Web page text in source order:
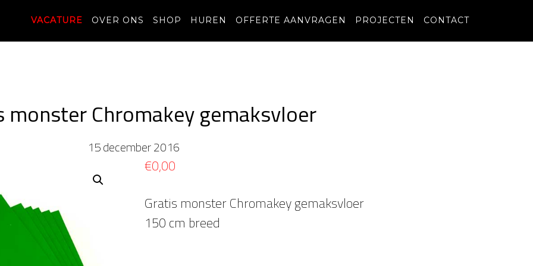
VACATURE OVER ONS SHOP HUREN OFFERTE AANVRAGEN PROJECTEN CONTACT
monster Chromakey gemaksvloer
15 december 2016
€0,00
Gratis monster Chromakey gemaksvloer
150 cm breed